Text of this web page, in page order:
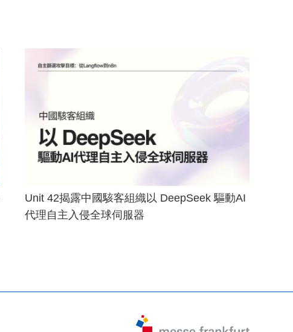
Unit 42揭露中國駭客組織以 DeepSeek 驅動AI
代理自主入侵全球伺服器